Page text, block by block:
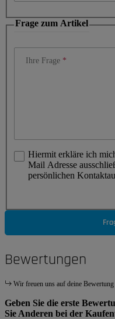
Frage zum Artikel
Ihre Frage
Hiermit erkläre ich
Mail Adresse
persönlichen
Bewertungen
Wir freuen uns auf deine Bewertung
Geben Sie die erste
Sie Anderen bei der